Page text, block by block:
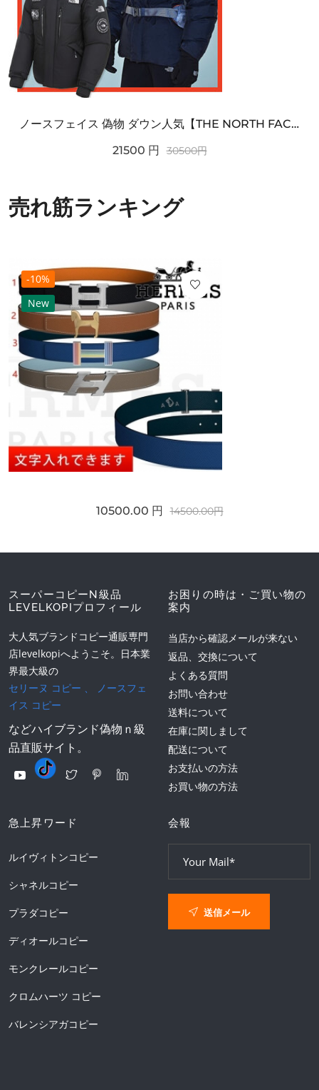
ノースフェイス 偽物 ダウン人気【THE NORTH FACE】M'S 7 SUMMIT HIM...
21500 円 30500円
売れ筋ランキング
-10%
New
10500.00 円 14500.00円
スーパーコピーN級品
LEVELKOPIプロフィール
大人気ブランドコピー通販専門
店levelkopiへようこそ。日本業
界最大級の
セリーヌ コピー 、
ノースフェ
イス コピー
などハイブランド偽物ｎ級
品直販サイト。
お困りの時は・ご買い物の
案内
当店から確認メールが来ない
返品、交換について
よくある質問
お問い合わせ
送料について
在庫に関しまして
配送について
お支払いの方法
お買い物の方法
急上昇ワード
ルイヴィトンコピー
シャネルコピー
プラダコピー
ディオールコピー
モンクレールコピー
クロムハーツ コピー
バレンシアガコピー
会報
送信メール